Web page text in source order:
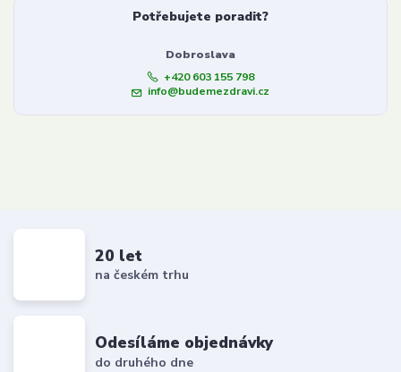
Potřebujete poradit?
Dobroslava
+420 603 155 798
info@budemezdravi.cz
20 let
na českém trhu
Odesíláme objednávky
do druhého dne